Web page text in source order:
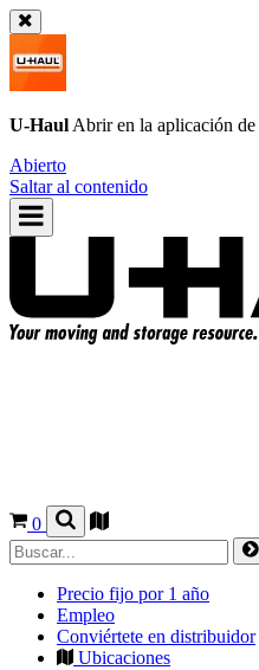
U-Haul Abrir en la aplicación de
Abierto
Saltar al contenido
0
Precio fijo por 1 año
Empleo
Conviértete en distribuidor
Ubicaciones